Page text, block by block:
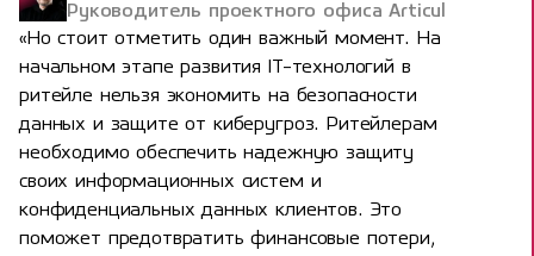
«Но стоит отметить один важный момент. На
начальном этапе развития IT-технологий в
ритейле нельзя экономить на безопасности
данных и защите от киберугроз. Ритейлерам
необходимо обеспечить надежную защиту
своих информационных систем и
конфиденциальных данных клиентов. Это
поможет предотвратить финансовые потери,
Руководитель проектного офиса Articul